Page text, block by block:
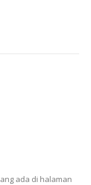
ada di halaman